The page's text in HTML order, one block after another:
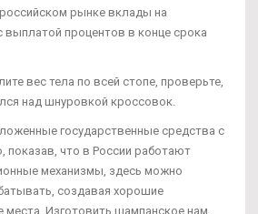
рынке вклады на
процентов в конце срока
вес тела по всей стопе, проверьте,
над шнуровкой кроссовок.
государственные средства с
что в России работают
механизмы, здесь можно
создавая хорошие
места. Изготовить шампанское нам,